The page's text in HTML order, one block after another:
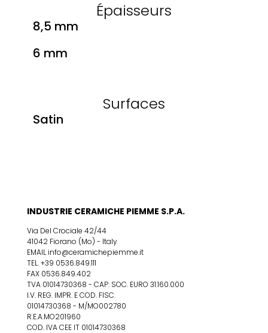
Épaisseurs
8,5 mm
6 mm
Surfaces
Satin
INDUSTRIE CERAMICHE PIEMME S.P.A.
Via Del Crociale 42/44
41042 Fiorano (Mo) - Italy
EMAIL info@ceramichepiemme.it
TEL. +39 0536.849.111
FAX 0536.849.402
TVA 01014730368 - CAP. SOC. EURO 31.160.000
I.V. REG. IMPR. E COD. FISC.
01014730368 - M/MO002780
R.E.A.MO201960
COD. IVA CEE IT 01014730368